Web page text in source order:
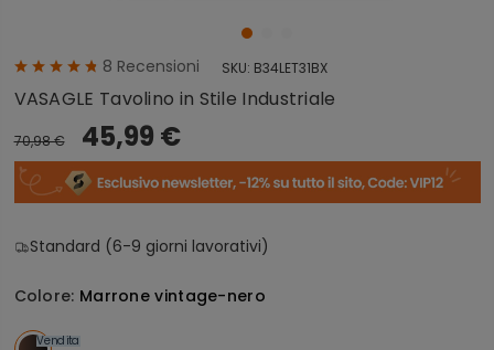
8 Recensioni SKU: B34LET31BX
VASAGLE Tavolino in Stile Industriale
70,98 € 45,99 €
Standard (6-9 giorni lavorativi)
Colore: Marrone vintage-nero
Vendita